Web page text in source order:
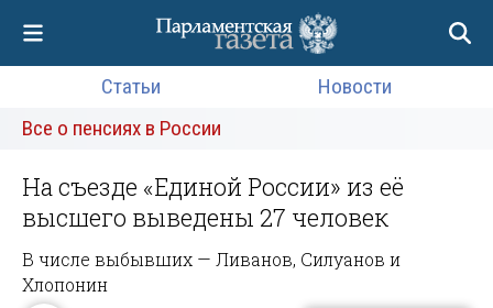
Статьи
Новости
Все о пенсиях в России
На съезде «Единой России» из её
высшего выведены 27 человек
В числе выбывших — Ливанов, Силуанов и
Хлопонин